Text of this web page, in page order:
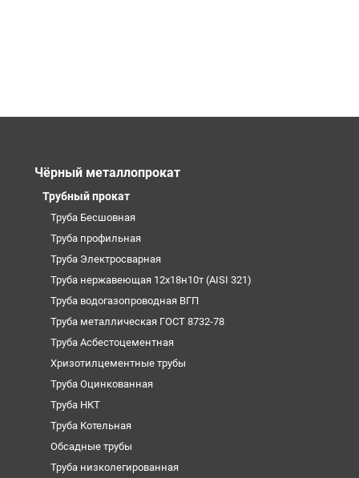
Чёрный металлопрокат
Трубный прокат
Труба Бесшовная
Труба профильная
Труба Электросварная
Труба нержавеющая 12х18н10т (AISI 321)
Труба водогазопроводная ВГП
Труба металлическая ГОСТ 8732-78
Труба Асбестоцементная
Хризотилцементные трубы
Труба Оцинкованная
Труба НКТ
Труба Котельная
Обсадные трубы
Труба низколегированная